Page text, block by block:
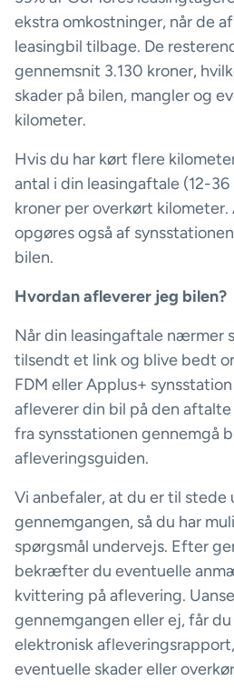
ekstra omkostninger, når de
leasingbil tilbage. De
gennemsnit 3.130 kroner,
skader på bilen, mangler og
kilometer.
Hvis du har kørt flere
antal i din leasingaftale (12-
kroner per overkørt
opgøres også af
bilen.
Hvordan afleverer jeg bilen?
Når din leasingaftale nærmer
tilsendt et link og blive bedt
FDM eller Applus+
afleverer din bil på den
fra synsstationen gennemgå
afleveringsguiden.
Vi anbefaler, at du er til stede
gennemgangen, så du har
spørgsmål undervejs. Efter
bekræfter du eventuelle
kvittering på aflevering.
gennemgangen eller ej, får
elektronisk
eventuelle skader eller